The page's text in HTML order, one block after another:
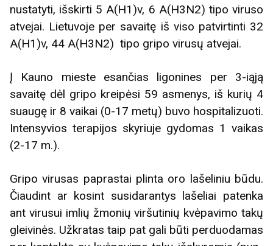
nustatyti, išskirti 5 A(H1)v, 6 A(H3N2) tipo viruso
atvejai. Lietuvoje per savaitę iš viso patvirtinti 32
A(H1)v, 44 A(H3N2) tipo gripo virusų atvejai.
Į Kauno mieste esančias ligonines per 3-iąją
savaitę dėl gripo kreipėsi 59 asmenys, iš kurių 4
suaugę ir 8 vaikai (0-17 metų) buvo hospitalizuoti.
Intensyvios terapijos skyriuje gydomas 1 vaikas
(2-17 m.).
Gripo virusas paprastai plinta oro lašeliniu būdu.
Čiaudint ar kosint susidarantys lašeliai patenka
ant virusui imlių žmonių viršutinių kvėpavimo takų
gleivinės. Užkratas taip pat gali būti perduodamas